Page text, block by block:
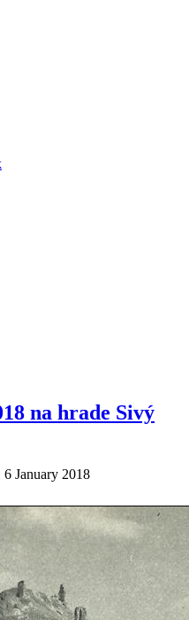
na hrade Sivý
6 January 2018